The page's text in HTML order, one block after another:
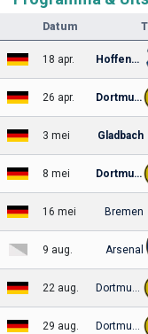
Datum
18 apr. Hoffenheim
26 apr. Dortmund
3 mei Gladbach
8 mei Dortmund
16 mei Bremen
9 aug. Arsenal
22 aug. Dortmund
29 aug. Dortmund